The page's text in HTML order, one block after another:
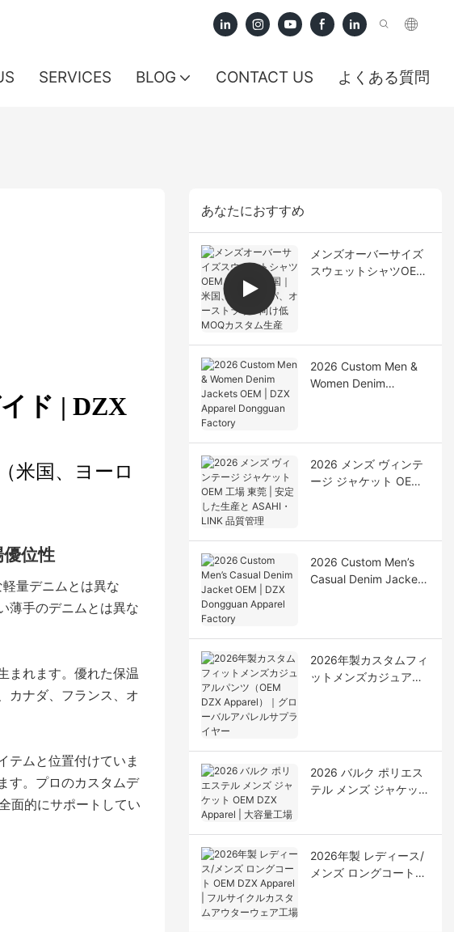
SERVICES BLOG CONTACT US よくある質問
ド | DZX
米国、ヨーロ
位性
量デニムとは異な
薄手のデニムとは異な
まれます。優れた保温
カナダ、フランス、オ
テムと位置付けていま
す。プロのカスタムデ
面的にサポートしてい
あなたにおすすめ
メンズオーバーサイズ
スウェットシャツOEM
2026 Custom Men &
Women Denim
2026 メンズ ヴィンテ
ージ ジャケット OEM
2026 Custom Men’s
Casual Denim Jacket
2026年製カスタムフィ
ットメンズカジュアル
2026 バルク ポリエス
テル メンズ ジャケット
2026年製 レディース/
メンズ ロングコート